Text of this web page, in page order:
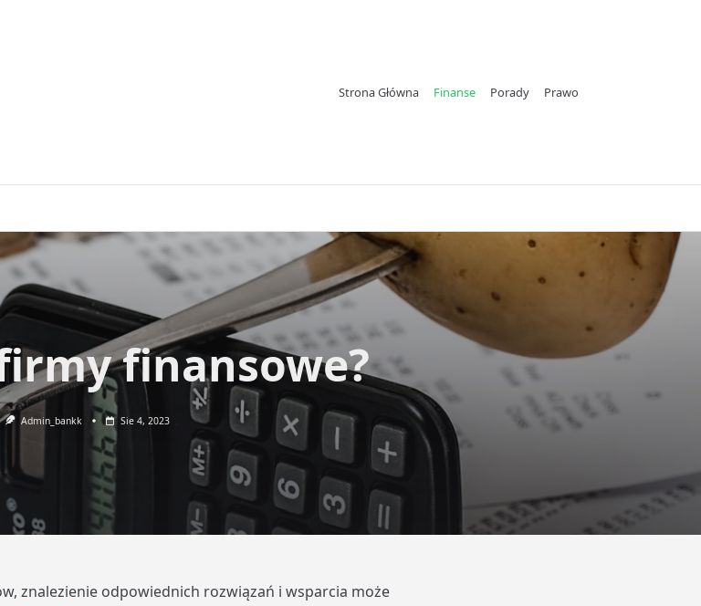
Strona Główna Finanse Porady Prawo
finansowe?
Admin_bankk Sie 4, 2023
znalezienie odpowiednich rozwiązań i wsparcia może